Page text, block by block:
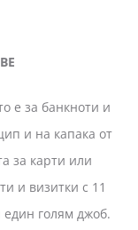
банкноти и
и на капака от
за карти или
и визитки с 11
един голям джоб.